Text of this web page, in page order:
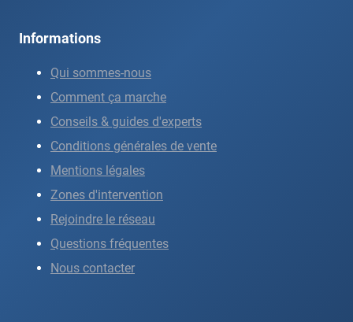
Informations
Qui sommes-nous
Comment ça marche
Conseils & guides d'experts
Conditions générales de vente
Mentions légales
Zones d'intervention
Rejoindre le réseau
Questions fréquentes
Nous contacter